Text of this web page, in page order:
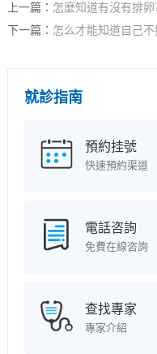
上一篇： 怎麼知道有沒有排
下一篇： 怎么才能知道自己
就診指南
預約挂號
快速預約渠道
電話咨詢
免費在線咨詢
查找專家
專家介紹